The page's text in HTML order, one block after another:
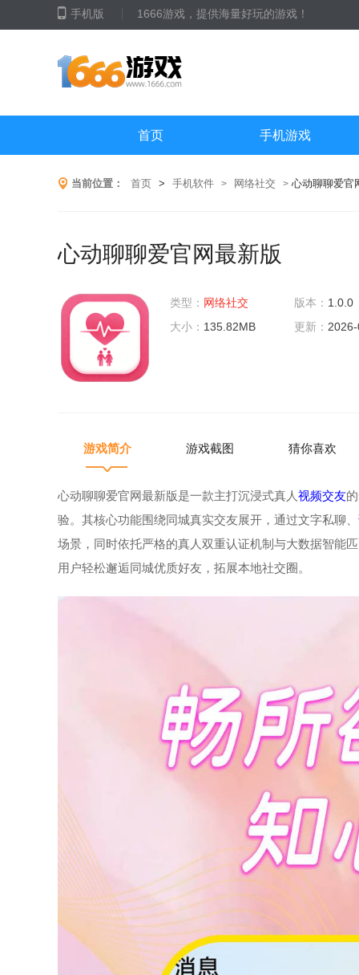
手机版 1666游戏，提供海量好玩的游戏！
首页 手机游戏
当前位置： 首页 > 手机软件 > 网络社交 > 心动聊聊爱官
心动聊聊爱官网最新版
类型： 网络社交 版本： 1.0.0
大小： 135.82MB 更新：
游戏简介 游戏截图 猜你喜欢
心动聊聊爱官网最新版是一款主打沉浸式真人 视频交友
验。其核心功能围绕同城真实交友展开，通过文字私聊、
场景，同时依托严格的真人双重认证机制与大数据智能
用户轻松邂逅同城优质好友，拓展本地社交圈。